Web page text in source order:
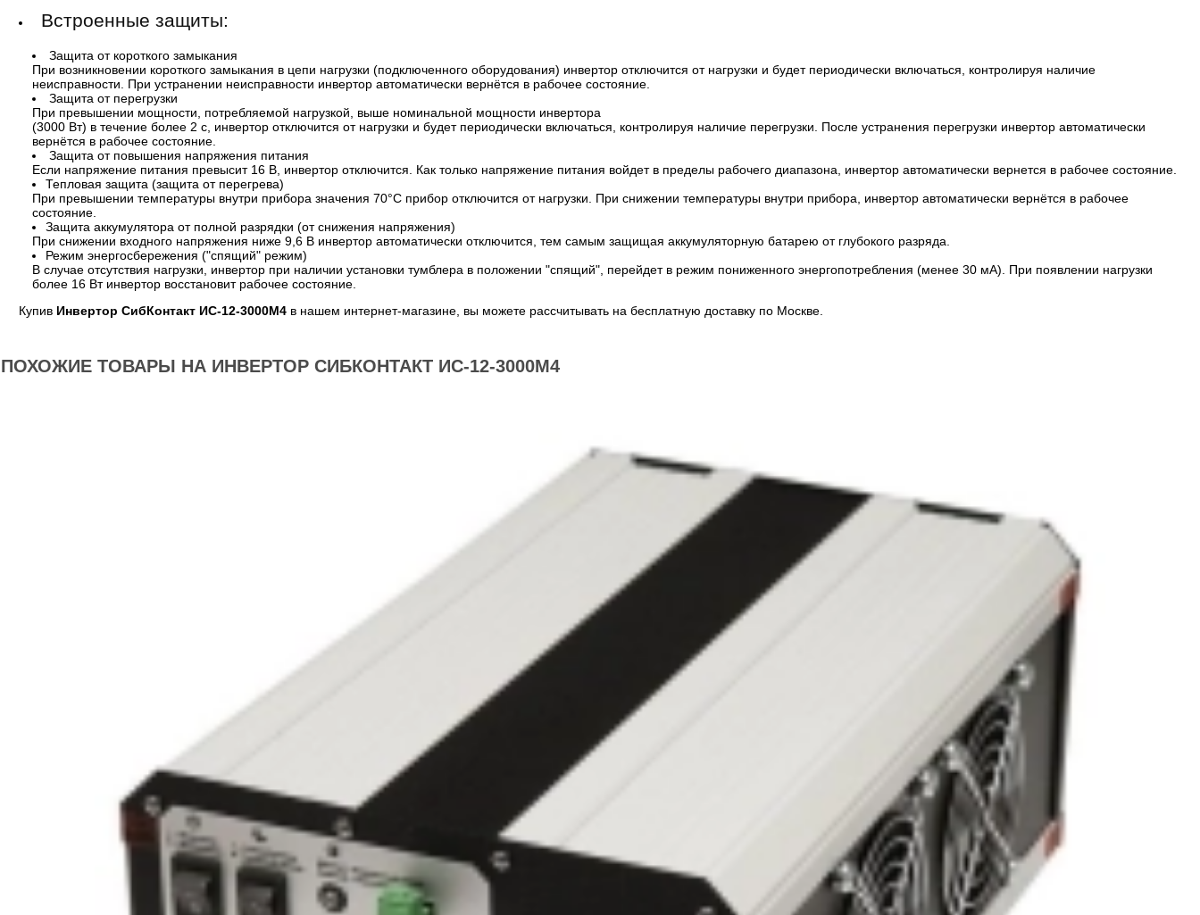
Встроенные защиты:
Защита от короткого замыкания
При возникновении короткого замыкания в цепи нагрузки (подключенного оборудования) инвертор отключится от нагрузки и будет периодически включаться, контролируя наличие
неисправности. При устранении неисправности инвертор автоматически вернётся в рабочее состояние.
Защита от перегрузки
При превышении мощности, потребляемой нагрузкой, выше номинальной мощности инвертора
(3000 Вт) в течение более 2 с, инвертор отключится от нагрузки и будет периодически включаться, контролируя наличие перегрузки. После устранения перегрузки инвертор автоматически
вернётся в рабочее состояние.
Защита от повышения напряжения питания
Если напряжение питания превысит 16 В, инвертор отключится. Как только напряжение питания войдет в пределы рабочего диапазона, инвертор автоматически вернется в рабочее состояние.
Тепловая защита (защита от перегрева)
При превышении температуры внутри прибора значения 70°С прибор отключится от нагрузки. При снижении температуры внутри прибора, инвертор автоматически вернётся в рабочее
состояние.
Защита аккумулятора от полной разрядки (от снижения напряжения)
При снижении входного напряжения ниже 9,6 В инвертор автоматически отключится, тем самым защищая аккумуляторную батарею от глубокого разряда.
Режим энергосбережения ("спящий" режим)
В случае отсутствия нагрузки, инвертор при наличии установки тумблера в положении "спящий", перейдет в режим пониженного энергопотребления (менее 30 мА). При появлении нагрузки
более 16 Вт инвертор восстановит рабочее состояние.
Купив Инвертор СибКонтакт ИС-12-3000М4 в нашем интернет-магазине, вы можете рассчитывать на бесплатную доставку по Москве.
ПОХОЖИЕ ТОВАРЫ НА ИНВЕРТОР СИБКОНТАКТ ИС-12-3000М4